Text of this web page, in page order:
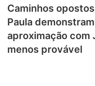
Caminhos
Paula
aproximação com
menos provável